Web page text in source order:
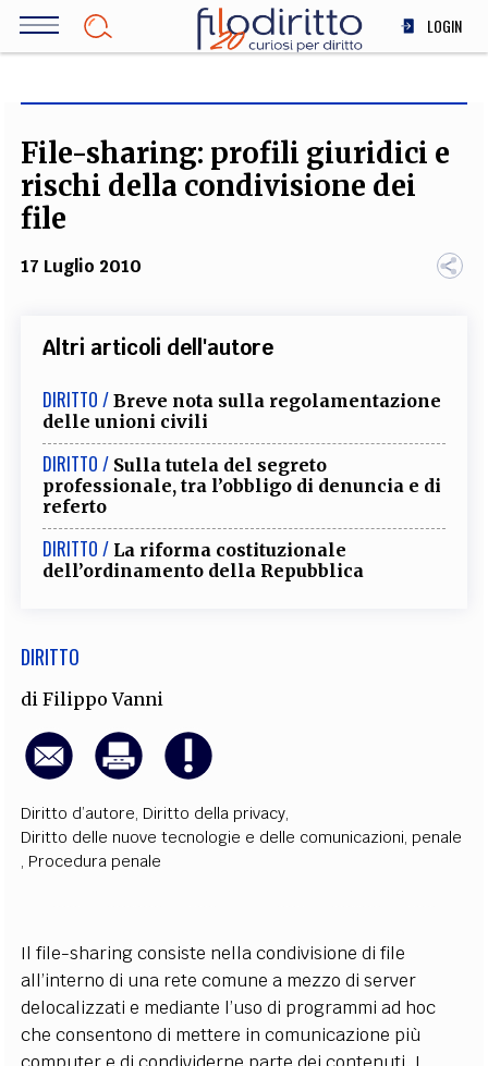
Salta
LOGIN
SOCIETÀ
MEDICINA
TEAM
FILODIRITTO REDAZIONE COMITATO SCIENTIFICO
FOTOGRAFI
PARTNER COLLABORA CON NOI
EXTRA
CODICI RUBRICHE LIBRI PROCEEDINGS PUBBLICITÀ
File-sharing: profili giuridici e
rischi della condivisione dei
file
17 Luglio 2010
Altri articoli dell'autore
DIRITTO / Breve nota sulla regolamentazione
delle unioni civili
DIRITTO / Sulla tutela del segreto
professionale, tra l’obbligo di denuncia e di
referto
DIRITTO / La riforma costituzionale
dell’ordinamento della Repubblica
DIRITTO
diFilippo Vanni
Diritto d’autore, Diritto della privacy,
Diritto delle nuove tecnologie e delle comunicazioni, penale
, Procedura penale
Il file-sharing consiste nella condivisione di file
all’interno di una rete comune a mezzo di server
delocalizzati e mediante l’uso di programmi ad hoc
che consentono di mettere in comunicazione più